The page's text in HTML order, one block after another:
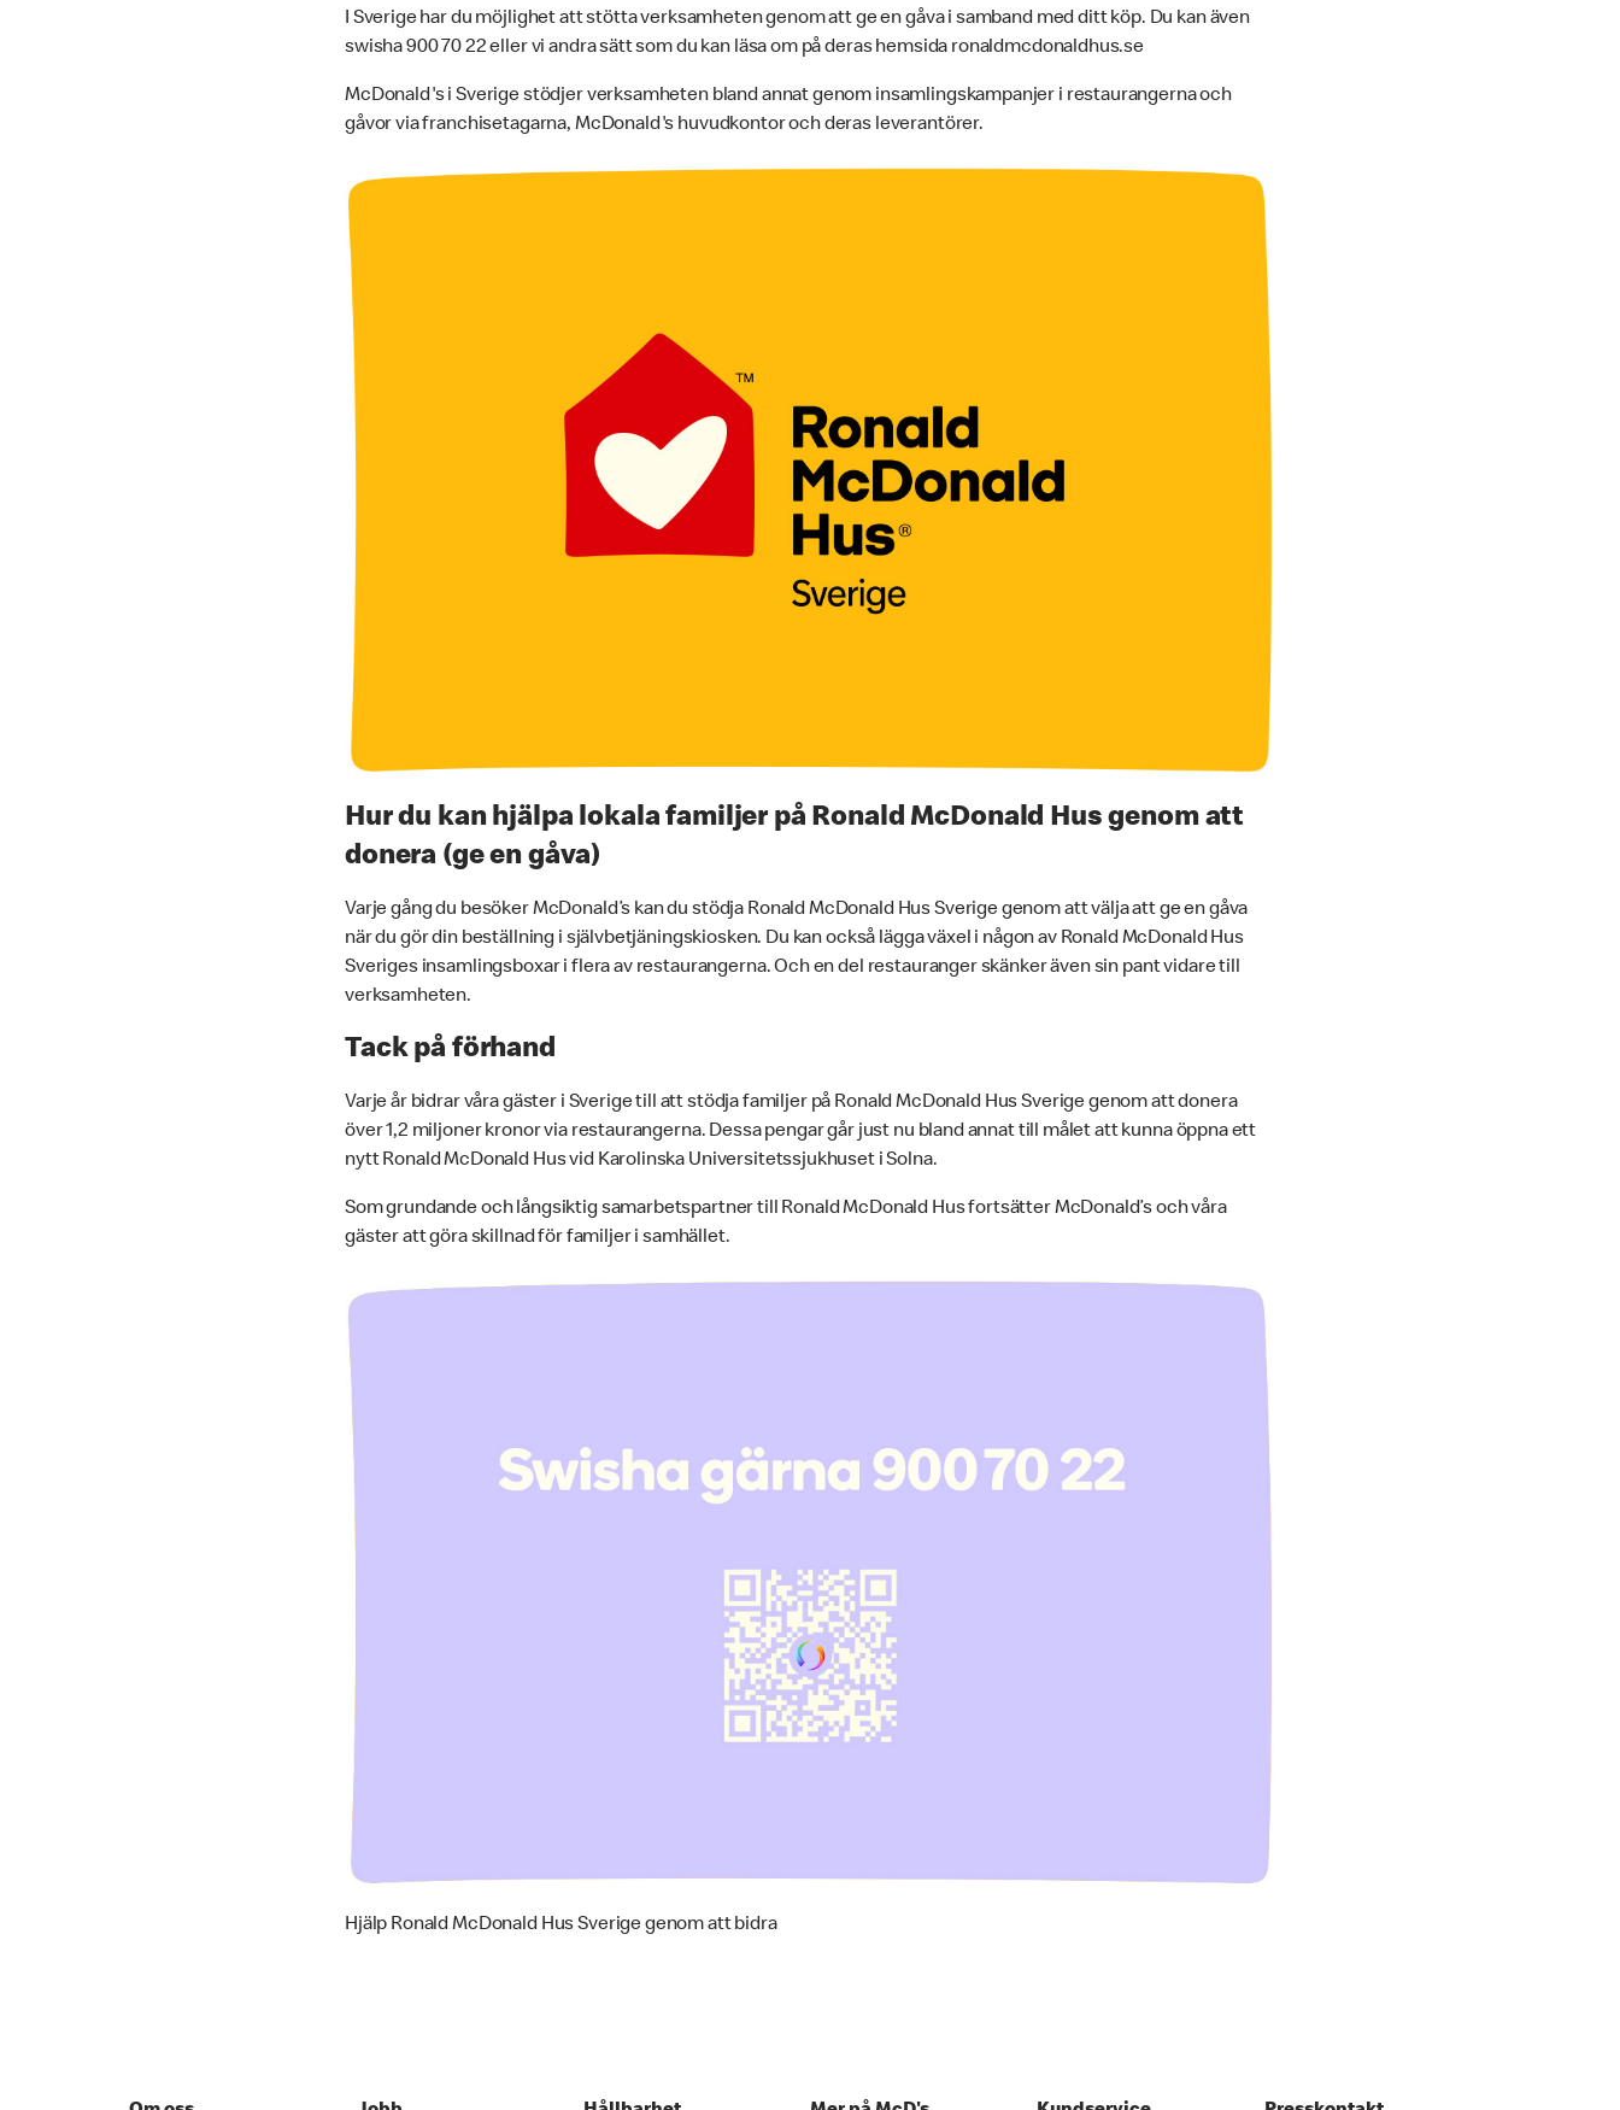
I Sverige har du möjlighet att stötta verksamheten genom att ge en gåva i samband med ditt köp. Du kan även
swisha 900 70 22 eller vi andra sätt som du kan läsa om på deras hemsida ronaldmcdonaldhus.se
McDonald's i Sverige stödjer verksamheten bland annat genom insamlingskampanjer i restaurangerna och
gåvor via franchisetagarna, McDonald's huvudkontor och deras leverantörer.
Hur du kan hjälpa lokala familjer på Ronald McDonald Hus genom att
donera (ge en gåva)
Varje gång du besöker McDonald’s kan du stödja Ronald McDonald Hus Sverige genom att välja att ge en gåva
när du gör din beställning i självbetjäningskiosken. Du kan också lägga växel i någon av Ronald McDonald Hus
Sveriges insamlingsboxar i flera av restaurangerna. Och en del restauranger skänker även sin pant vidare till
verksamheten.
Tack på förhand
Varje år bidrar våra gäster i Sverige till att stödja familjer på Ronald McDonald Hus Sverige genom att donera
över 1,2 miljoner kronor via restaurangerna. Dessa pengar går just nu bland annat till målet att kunna öppna ett
nytt Ronald McDonald Hus vid Karolinska Universitetssjukhuset i Solna.
Som grundande och långsiktig samarbetspartner till Ronald McDonald Hus fortsätter McDonald’s och våra
gäster att göra skillnad för familjer i samhället.
Hjälp Ronald McDonald Hus Sverige genom att bidra